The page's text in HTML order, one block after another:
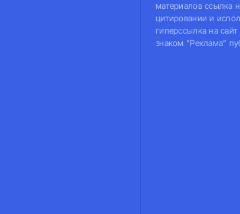
материалов ссылка
цитировании и
гиперссылка на
знаком "Реклама"